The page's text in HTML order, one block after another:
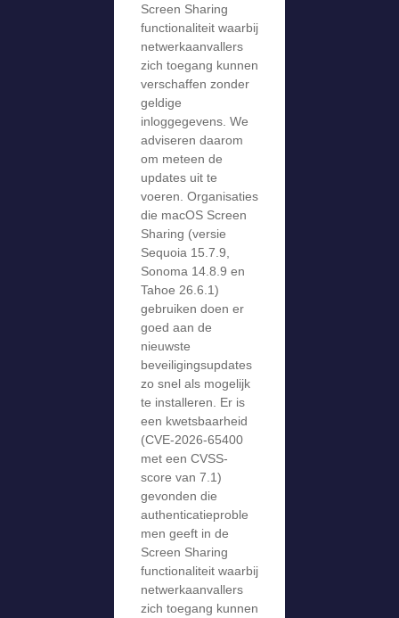
Screen Sharing
functionaliteit waarbij
netwerkaanvallers
zich toegang kunnen
verschaffen zonder
geldige
inloggegevens. We
adviseren daarom
om meteen de
updates uit te
voeren. Organisaties
die macOS Screen
Sharing (versie
Sequoia 15.7.9,
Sonoma 14.8.9 en
Tahoe 26.6.1)
gebruiken doen er
goed aan de
nieuwste
beveiligingsupdates
zo snel als mogelijk
te installeren. Er is
een kwetsbaarheid
(CVE-2026-65400
met een CVSS-
score van 7.1)
gevonden die
authenticatieproble
men geeft in de
Screen Sharing
functionaliteit waarbij
netwerkaanvallers
zich toegang kunnen